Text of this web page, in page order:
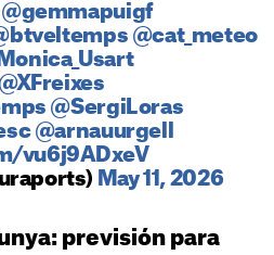
@gemmapuigf
@cat_meteo
@XFreixes
@SergiLoras
@arnauurgell
vu6j9ADxeV
May 11, 2026
previsión para